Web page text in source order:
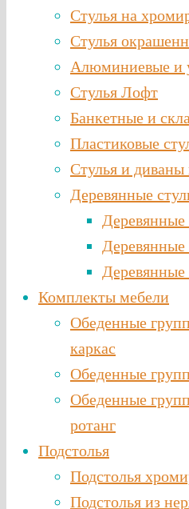
Стулья на
Стулья
Алюминиевые и
Стулья Лофт
Банкетные и
Пластиковые
Стулья и диваны
Деревянные
Деревянные
Деревянные
Деревянные
Комплекты мебели
Обеденные
каркас
Обеденные
Обеденные
ротанг
Подстолья
Подстолья
Подстолья из